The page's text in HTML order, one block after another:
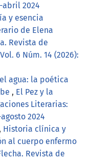
abril 2024
y esencia
de Elena
Revista de
6 Núm. 14 (2026):
agua: la poética
, El Pez y la
Literarias:
2024
Historia clínica y
al cuerpo enfermo
Revista de